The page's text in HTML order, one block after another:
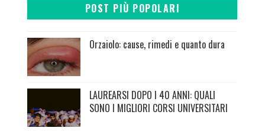
POST PIÙ POPOLARI
Orzaiolo: cause, rimedi e quanto dura
LAUREARSI DOPO I 40 ANNI: QUALI
SONO I MIGLIORI CORSI UNIVERSITARI